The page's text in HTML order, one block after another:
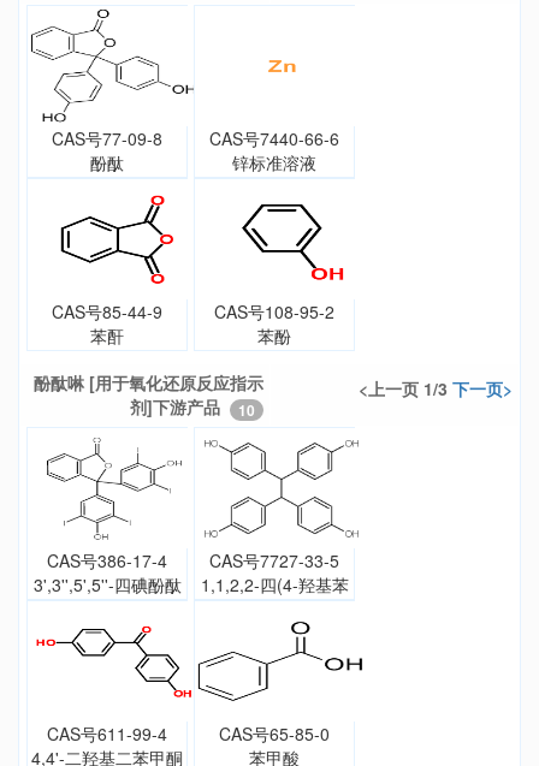
CAS号77-09-8
酚酞
CAS号7440-66-6
锌标准溶液
CAS号85-44-9
苯酐
CAS号108-95-2
苯酚
酚酞啉 [用于氧化还原反应指示
剂]下游产品
10
<上一页 1/3 下一页>
CAS号386-17-4
3',3'',5',5''-四碘酚酞
CAS号7727-33-5
1,1,2,2-四(4-羟基苯
基)乙烷
CAS号611-99-4
4,4'-二羟基二苯甲酮
CAS号65-85-0
苯甲酸